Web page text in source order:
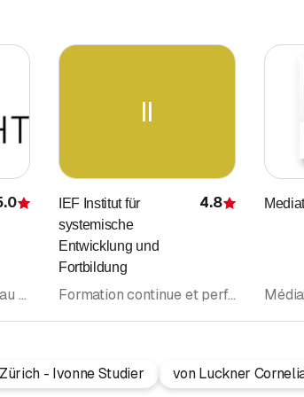
Évaluation
Conseiller fiscal • Bureau de Comptabilité • Conseil en Prévoyance • Médiation • Fiduciaire
II
IEF Institut für
systemische
Entwicklung und
Fortbildung
Évaluation
4.8
Formation continue et perfectionnement • Psychothérapie • Psychothérapie (Général) • Médiation • Coaching • Institut de formation • Psychothérapie (Psychothérapeutes psychologues)
- Ivonne Studier von Luckner